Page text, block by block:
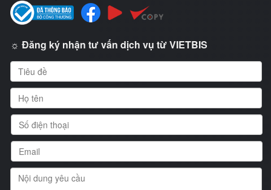
☼ Đăng ký nhận tư vấn dịch vụ từ VIETBIS